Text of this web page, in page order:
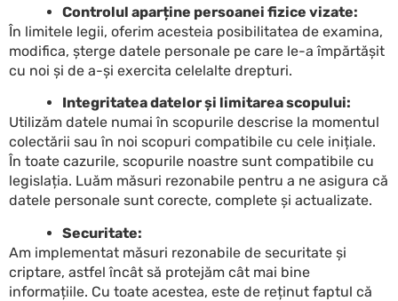
Controlul aparține persoanei fizice vizate:
În limitele legii, oferim acesteia posibilitatea de examina,
modifica, șterge datele personale pe care le-a împărtășit
cu noi și de a-și exercita celelalte drepturi.
Integritatea datelor și limitarea scopului:
Utilizăm datele numai în scopurile descrise la momentul
colectării sau în noi scopuri compatibile cu cele inițiale.
În toate cazurile, scopurile noastre sunt compatibile cu
legislația. Luăm măsuri rezonabile pentru a ne asigura că
datele personale sunt corecte, complete și actualizate.
Securitate:
Am implementat măsuri rezonabile de securitate și
criptare, astfel încât să protejăm cât mai bine
informațiile. Cu toate acestea, este de reținut faptul că